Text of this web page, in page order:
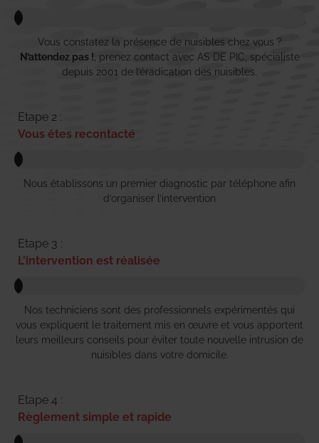
Vous constatez la présence de nuisibles chez vous ?
N’attendez pas ! , prenez contact avec AS DE PIC, spécialiste
depuis 2001 de l’éradication des nuisibles.
Etape 2 :
Vous êtes recontacté
Nous établissons un premier diagnostic par téléphone afin
d’organiser l’intervention
Etape 3 :
L'intervention est réalisée
Nos techniciens sont des professionnels expérimentés qui
vous expliquent le traitement mis en œuvre et vous apportent
leurs meilleurs conseils pour éviter toute nouvelle intrusion de
nuisibles dans votre domicile.
Etape 4 :
Règlement simple et rapide